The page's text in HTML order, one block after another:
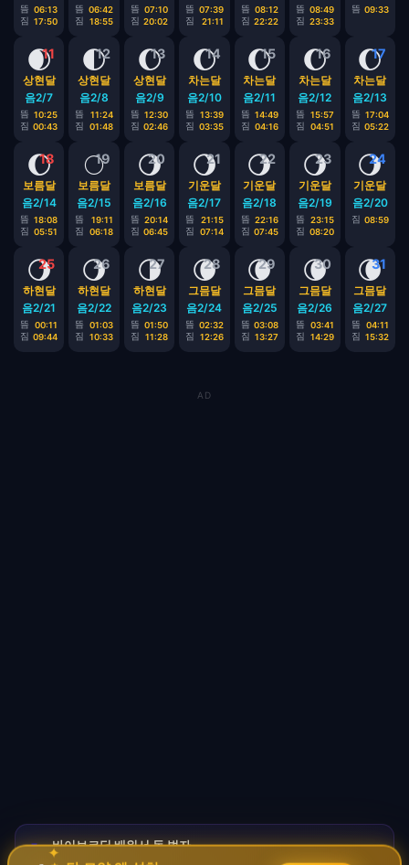
뜸 06:13
짐 17:50
뜸 06:42
짐
18:55
뜸 07:10
짐 20:02
뜸 07:39
짐
21:11
뜸 08:12
짐 22:22
뜸 08:49
짐 23:33
뜸 09:33
11
🌒
상현달
음2/7
뜸 10:25
짐 00:43
12
🌓
상현달
음2/8
뜸
11:24
짐
01:48
13
🌔
상현달
음2/9
뜸 12:30
짐 02:46
14
🌔
차는달
음2/10
뜸
13:39
짐 03:35
15
🌔
차는달
음2/11
뜸 14:49
짐 04:16
16
🌔
차는달
음2/12
뜸
15:57
짐
04:51
17
🌔
차는달
음2/13
뜸 17:04
짐 05:22
18
🌔
보름달
음2/14
뜸 18:08
짐 05:51
19
🌕
보름달
음2/15
뜸
19:11
짐
06:18
20
🌖
보름달
음2/16
뜸 20:14
짐 06:45
21
🌖
기운달
음2/17
뜸
21:15
짐
07:14
22
🌖
기운달
음2/18
뜸 22:16
짐 07:45
23
🌖
기운달
음2/19
뜸
23:15
짐 08:20
24
🌖
기운달
음2/20
짐 08:59
25
🌖
하현달
음2/21
뜸
00:11
짐 09:44
26
🌖
하현달
음2/22
뜸
01:03
짐
10:33
27
🌗
하현달
음2/23
뜸 01:50
짐
11:28
28
🌘
그믐달
음2/24
뜸 02:32
짐
12:26
29
🌘
그믐달
음2/25
뜸 03:08
짐 13:27
30
🌘
그믐달
음2/26
뜸
03:41
짐
14:29
31
🌘
그믐달
음2/27
뜸
04:11
짐 15:32
AD
🚀바이브코딩 배워서 돈 벌자
코딩 몰라도 AI로 자동화 수익 시스템 구축 · 무료
✦ ✧